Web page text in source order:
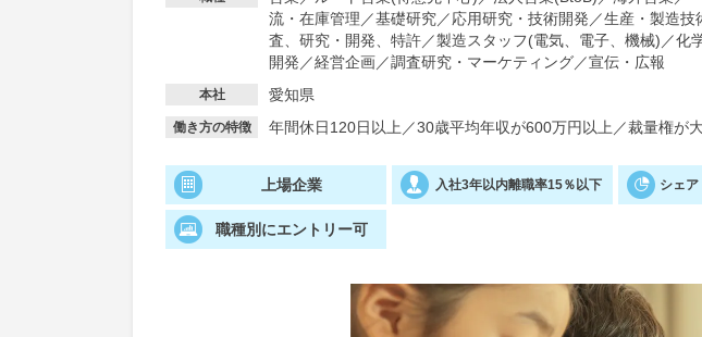
流・在庫管理 ／基礎研究／応用研究・技術開発 ／生産・製造技
査、研究・開発、特許／製造スタッフ(電気、電子、機械) ／化
開発 ／経営企画／調査研究・マーケティング／宣伝・広報
本社 愛知県
働き方の特徴 年間休日120日以上 ／30歳平均年収が600万円以上 ／裁量権が
上場企業 入社3年以内離職率15％以下 シェア
職種別にエントリー可